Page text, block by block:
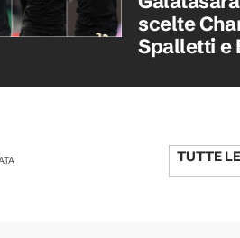
scelte
Spalletti e
TUTTE